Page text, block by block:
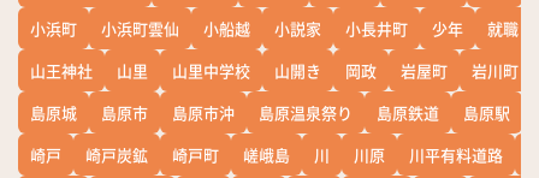
小浜町 小浜町雲仙 小船越 小説家 小長井町 少年
就職
山王神社
山里 山里中学校 山開き 岡政 岩屋町
岩川町
島原城
島原市 島原市沖 島原温泉祭り 島原鉄道 島原駅
崎戸
崎戸炭鉱 崎戸町 嵯峨島 川 川原 川平有料道路